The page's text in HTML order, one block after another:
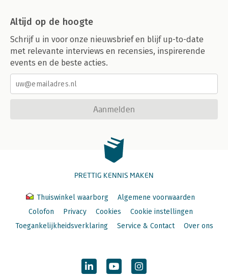
Altijd op de hoogte
Schrijf u in voor onze nieuwsbrief en blijf up-to-date
met relevante interviews en recensies, inspirerende
events en de beste acties.
Aanmelden
PRETTIG KENNIS MAKEN
Thuiswinkel waarborg
Algemene voorwaarden
Colofon
Privacy Cookies
Cookie instellingen
Toegankelijkheidsverklaring
Service & Contact Over ons